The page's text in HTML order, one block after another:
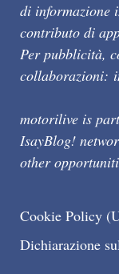
di informazione
contributo di
Per pubblicità,
collaborazioni:
motorilive is
IsayBlog!
other
Cookie Policy
Dichiarazione